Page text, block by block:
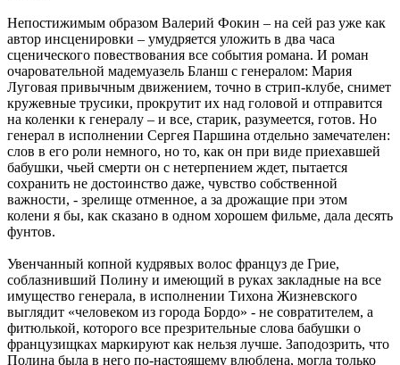
Непостижимым образом Валерий Фокин – на сей раз уже как
автор инсценировки – умудряется уложить в два часа
сценического повествования все события романа. И роман
очаровательной мадемуазель Бланш с генералом: Мария
Луговая привычным движением, точно в стрип-клубе, снимет
кружевные трусики, прокрутит их над головой и отправится
на коленки к генералу – и все, старик, разумеется, готов. Но
генерал в исполнении Сергея Паршина отдельно замечателен:
слов в его роли немного, но то, как он при виде приехавшей
бабушки, чьей смерти он с нетерпением ждет, пытается
сохранить не достоинство даже, чувство собственной
важности, - зрелище отменное, а за дрожащие при этом
колени я бы, как сказано в одном хорошем фильме, дала десять
фунтов.
Увенчанный копной кудрявых волос француз де Грие,
соблазнивший Полину и имеющий в руках закладные на все
имущество генерала, в исполнении Тихона Жизневского
выглядит «человеком из города Бордо» - не совратителем, а
фитюлькой, которого все презрительные слова бабушки о
французищках маркируют как нельзя лучше. Заподозрить, что
Полина была в него по-настоящему влюблена, могла только